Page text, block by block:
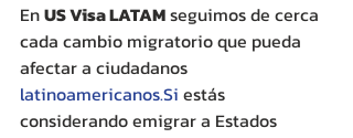
En US Visa LATAM seguimos de cerca
cada cambio migratorio que pueda
afectar a ciudadanos
latinoamericanos.Si estás
considerando emigrar a Estados